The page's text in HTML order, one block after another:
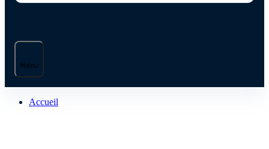
Menu
Accueil